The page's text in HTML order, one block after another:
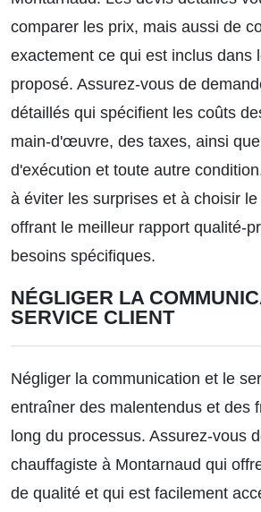
comparer les prix, mais aussi de
exactement ce qui est inclus dans
proposé. Assurez-vous de
détaillés qui spécifient les coûts
main-d'œuvre, des taxes, ainsi
d'exécution et toute autre
à éviter les surprises et à choisir
offrant le meilleur rapport qualité-
besoins spécifiques.
NÉGLIGER LA
SERVICE CLIENT
Négliger la communication et le
entraîner des malentendus et des
long du processus. Assurez-vous
chauffagiste à Montarnaud qui
de qualité et qui est facilement